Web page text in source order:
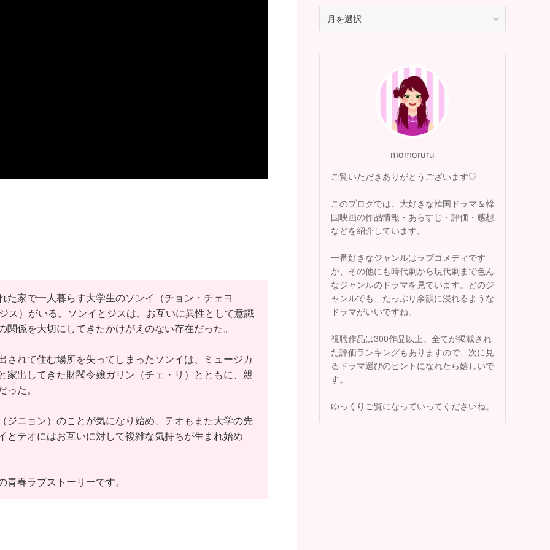
家で一人暮らす大学生のソンイ（チョン・チェヨ
ス）がいる。ソンイとジスは、お互いに異性として意識
係を大切にしてきたかけがえのない存在だった。
されて住む場所を失ってしまったソンイは、ミュージカ
家出してきた財閥令嬢ガリン（チェ・リ）とともに、親
た。
ジニョン）のことが気になり始め、テオもまた大学の先
とテオにはお互いに対して複雑な気持ちが生まれ始め
春ラブストーリーです。
ー
momoruru
ご覧いただきありがとうございます♡
このブログでは、大好きな韓国ドラマ＆韓
国映画の作品情報・あらすじ・評価・感想
などを紹介しています。
一番好きなジャンルはラブコメディです
が、その他にも時代劇から現代劇まで色ん
なジャンルのドラマを見ています。どのジ
ャンルでも、たっぷり余韻に浸れるような
ドラマがいいですね。
視聴作品は300作品以上。全てが掲載され
た評価ランキングもありますので、次に見
るドラマ選びのヒントになれたら嬉しいで
す。
ゆっくりご覧になっていってくださいね。